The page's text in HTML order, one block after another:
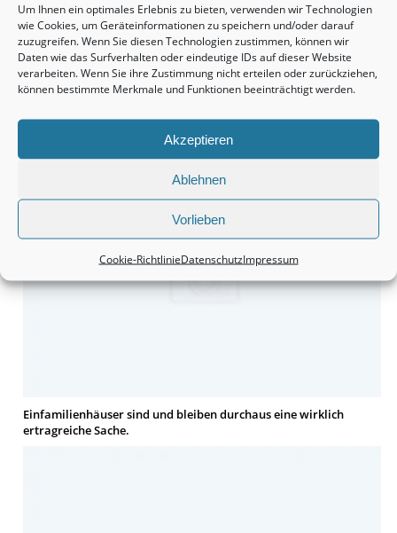
Um Ihnen ein optimales Erlebnis zu bieten, verwenden wir Technologien
wie Cookies, um Geräteinformationen zu speichern und/oder darauf
zuzugreifen. Wenn Sie diesen Technologien zustimmen, können wir
Daten wie das Surfverhalten oder eindeutige IDs auf dieser Website
verarbeiten. Wenn Sie ihre Zustimmung nicht erteilen oder zurückziehen,
können bestimmte Merkmale und Funktionen beeinträchtigt werden.
Akzeptieren
Ablehnen
Vorlieben
Cookie-RichtlinieDatenschutzImpressum
Einfamilienhäuser sind und bleiben durchaus eine wirklich
ertragreiche Sache.